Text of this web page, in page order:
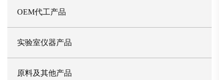
OEM代工产品
实验室仪器产品
原料及其他产品